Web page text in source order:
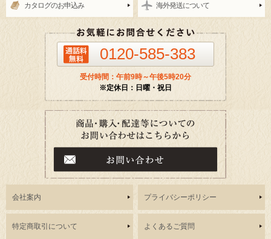
カタログのお申込み 海外発送について
0120-585-383
受付時間：午前9時～午後5時20分
※定休日：日曜・祝日
会社案内 プライバシーポリシー
特定商取引について よくあるご質問